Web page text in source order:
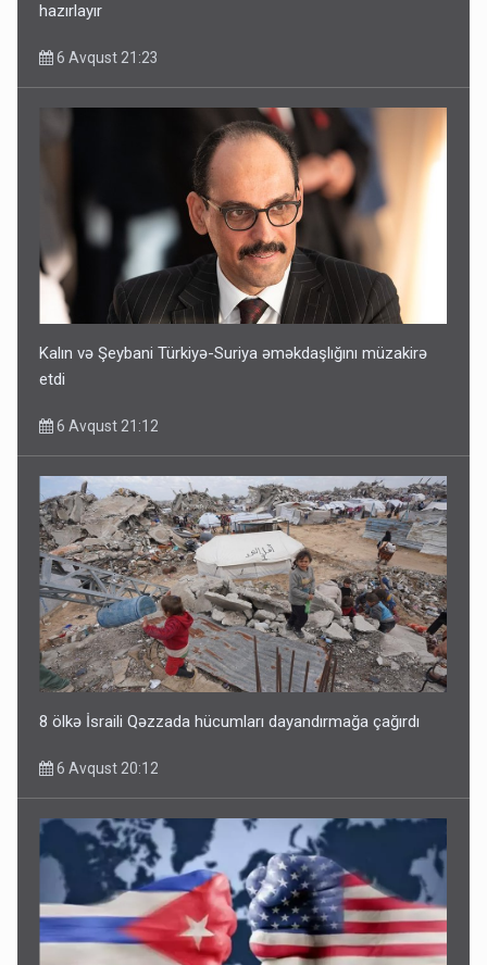
hazırlayır
6 Avqust 21:23
Kalın və Şeybani Türkiyə-Suriya əməkdaşlığını müzakirə
etdi
6 Avqust 21:12
8 ölkə İsraili Qəzzada hücumları dayandırmağa çağırdı
6 Avqust 20:12